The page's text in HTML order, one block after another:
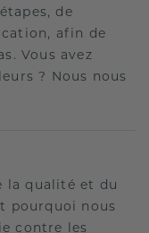
de
afin de
Vous avez
? Nous nous
la qualité et du
pourquoi nous
contre les